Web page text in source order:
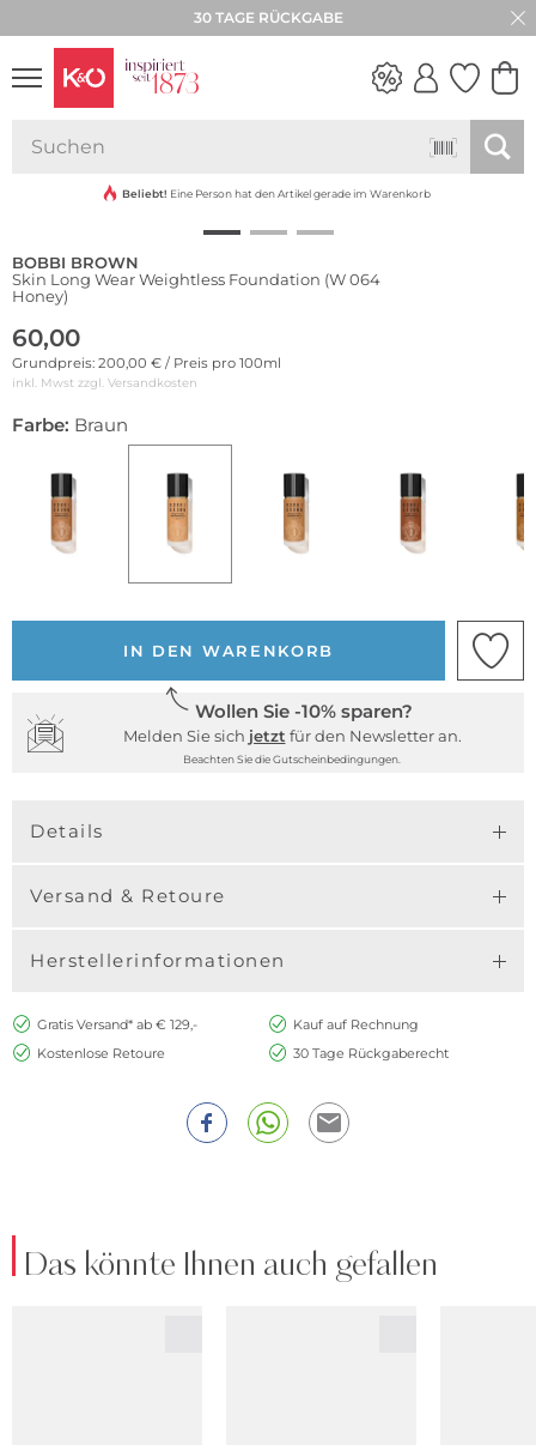
30 TAGE RÜCKGABE
Beliebt! Eine Person hat den Artikel gerade im Warenkorb
BOBBI BROWN
Skin Long Wear Weightless Foundation (W 064
Honey)
60,00
Grundpreis: 200,00 € / Preis pro 100ml
inkl. Mwst zzgl. Versandkosten
Farbe: Braun
IN DEN WARENKORB
Wollen Sie -10% sparen?
Melden Sie sich jetzt für den Newsletter an.
Beachten Sie die Gutscheinbedingungen.
Details
Versand & Retoure
Herstellerinformationen
Gratis Versand* ab € 129,-
Kauf auf Rechnung
Kostenlose Retoure
30 Tage Rückgaberecht
Das könnte Ihnen auch gefallen